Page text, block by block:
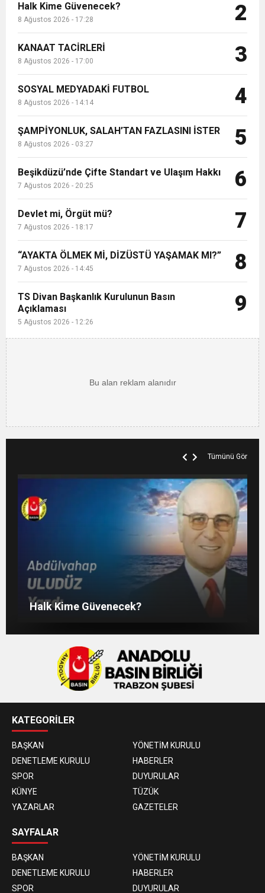
Halk Kime Güvenecek?
8 Ağustos 2026 - 17:28 2
KANAAT TACİRLERİ
8 Ağustos 2026 - 17:00 3
SOSYAL MEDYADAKİ FUTBOL
8 Ağustos 2026 - 14:14 4
ŞAMPİYONLUK, SALAH’TAN FAZLASINI İSTER
8 Ağustos 2026 - 03:27 5
Beşikdüzü’nde Çifte Standart ve Ulaşım Hakkı
7 Ağustos 2026 - 20:25 6
Devlet mi, Örgüt mü?
7 Ağustos 2026 - 18:17 7
“AYAKTA ÖLMEK Mİ, DİZÜSTÜ YAŞAMAK MI?”
7 Ağustos 2026 - 14:45 8
TS Divan Başkanlık Kurulunun Basın
Açıklaması
5 Ağustos 2026 - 12:26
9
Tümünü Gör
Liyakatsiz Yöneticiler…
Halk Kime Güvenecek?
SOSYAL MEDYADAKİ FUTBOL
KATEGORİLER
BAŞKAN
YÖNETİM KURULU
DENETLEME KURULU
HABERLER
SPOR
DUYURULAR
KÜNYE
TÜZÜK
YAZARLAR
GAZETELER
SAYFALAR
BAŞKAN
YÖNETİM KURULU
DENETLEME KURULU
HABERLER
SPOR
DUYURULAR